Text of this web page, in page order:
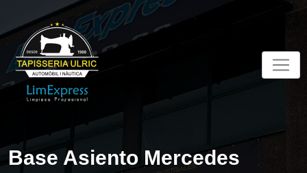
content
Base Asiento Mercedes